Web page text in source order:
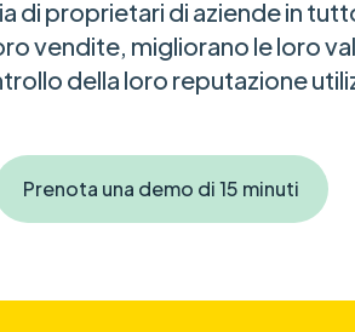
di proprietari di aziende in
vendite, migliorano le loro
della loro reputazione
Prenota una demo di 15 minuti